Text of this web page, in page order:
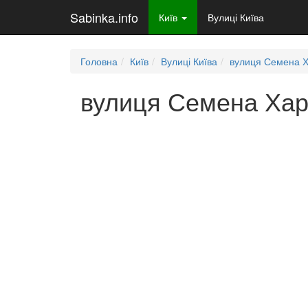
Sabinka.info Київ Вулиці Київа
Головна Київ Вулиці Київа вулиця Семена
вулиця Семена